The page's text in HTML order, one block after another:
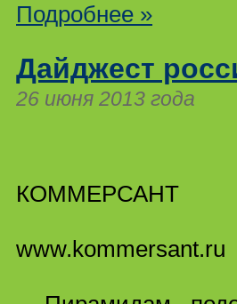
Подробнее »
Дайджест
26 июня 2013 года
КОММЕРСАНТ
www.kommersant.ru